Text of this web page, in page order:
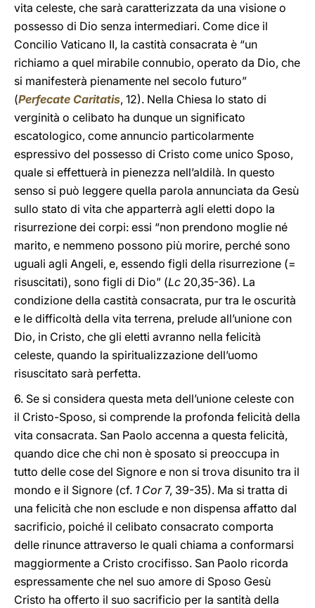
vita celeste, che sarà caratterizzata da una visione o
possesso di Dio senza intermediari. Come dice il
Concilio Vaticano II, la castità consacrata è “un
richiamo a quel mirabile connubio, operato da Dio, che
si manifesterà pienamente nel secolo futuro”
(Perfecate Caritatis, 12). Nella Chiesa lo stato di
verginità o celibato ha dunque un significato
escatologico, come annuncio particolarmente
espressivo del possesso di Cristo come unico Sposo,
quale si effettuerà in pienezza nell’aldilà. In questo
senso si può leggere quella parola annunciata da Gesù
sullo stato di vita che apparterrà agli eletti dopo la
risurrezione dei corpi: essi “non prendono moglie né
marito, e nemmeno possono più morire, perché sono
uguali agli Angeli, e, essendo figli della risurrezione (=
risuscitati), sono figli di Dio” (Lc 20,35-36). La
condizione della castità consacrata, pur tra le oscurità
e le difficoltà della vita terrena, prelude all’unione con
Dio, in Cristo, che gli eletti avranno nella felicità
celeste, quando la spiritualizzazione dell’uomo
risuscitato sarà perfetta.
6. Se si considera questa meta dell’unione celeste con
il Cristo-Sposo, si comprende la profonda felicità della
vita consacrata. San Paolo accenna a questa felicità,
quando dice che chi non è sposato si preoccupa in
tutto delle cose del Signore e non si trova disunito tra il
mondo e il Signore (cf. 1 Cor7, 39-35). Ma si tratta di
una felicità che non esclude e non dispensa affatto dal
sacrificio, poiché il celibato consacrato comporta
delle rinunce attraverso le quali chiama a conformarsi
maggiormente a Cristo crocifisso. San Paolo ricorda
espressamente che nel suo amore di Sposo Gesù
Cristo ha offerto il suo sacrificio per la santità della